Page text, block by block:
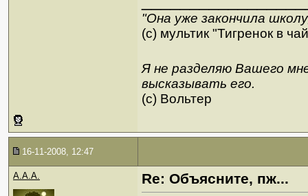
"Она уже закончила
(с) мультик "Тигренок в
Я не разделяю Вашего
высказывать его.
(c) Вольтер
16-11-2008, 12:47
A.A.A. Re: Объясните, пж...